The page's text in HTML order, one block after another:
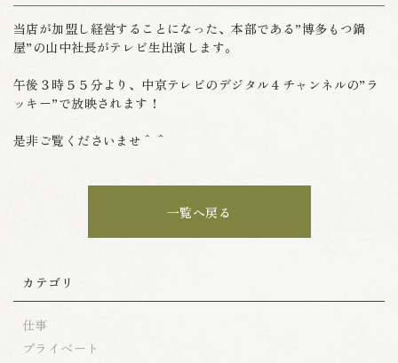
当店が加盟し経営することになった、本部である”博多もつ鍋
屋”の山中社長がテレビ生出演します。
午後３時５５分より、中京テレビのデジタル４チャンネルの”ラ
ッキー”で放映されます！
是非ご覧くださいませ＾＾
一覧へ戻る
カテゴリ
仕事
プライベート